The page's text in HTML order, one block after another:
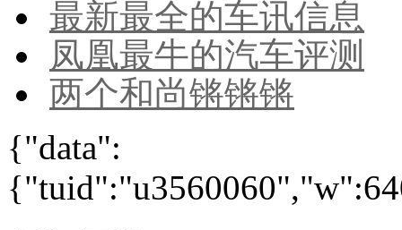
最新最全的车讯信息
凤凰最牛的汽车评测
两个和尚锵锵锵
{"data":